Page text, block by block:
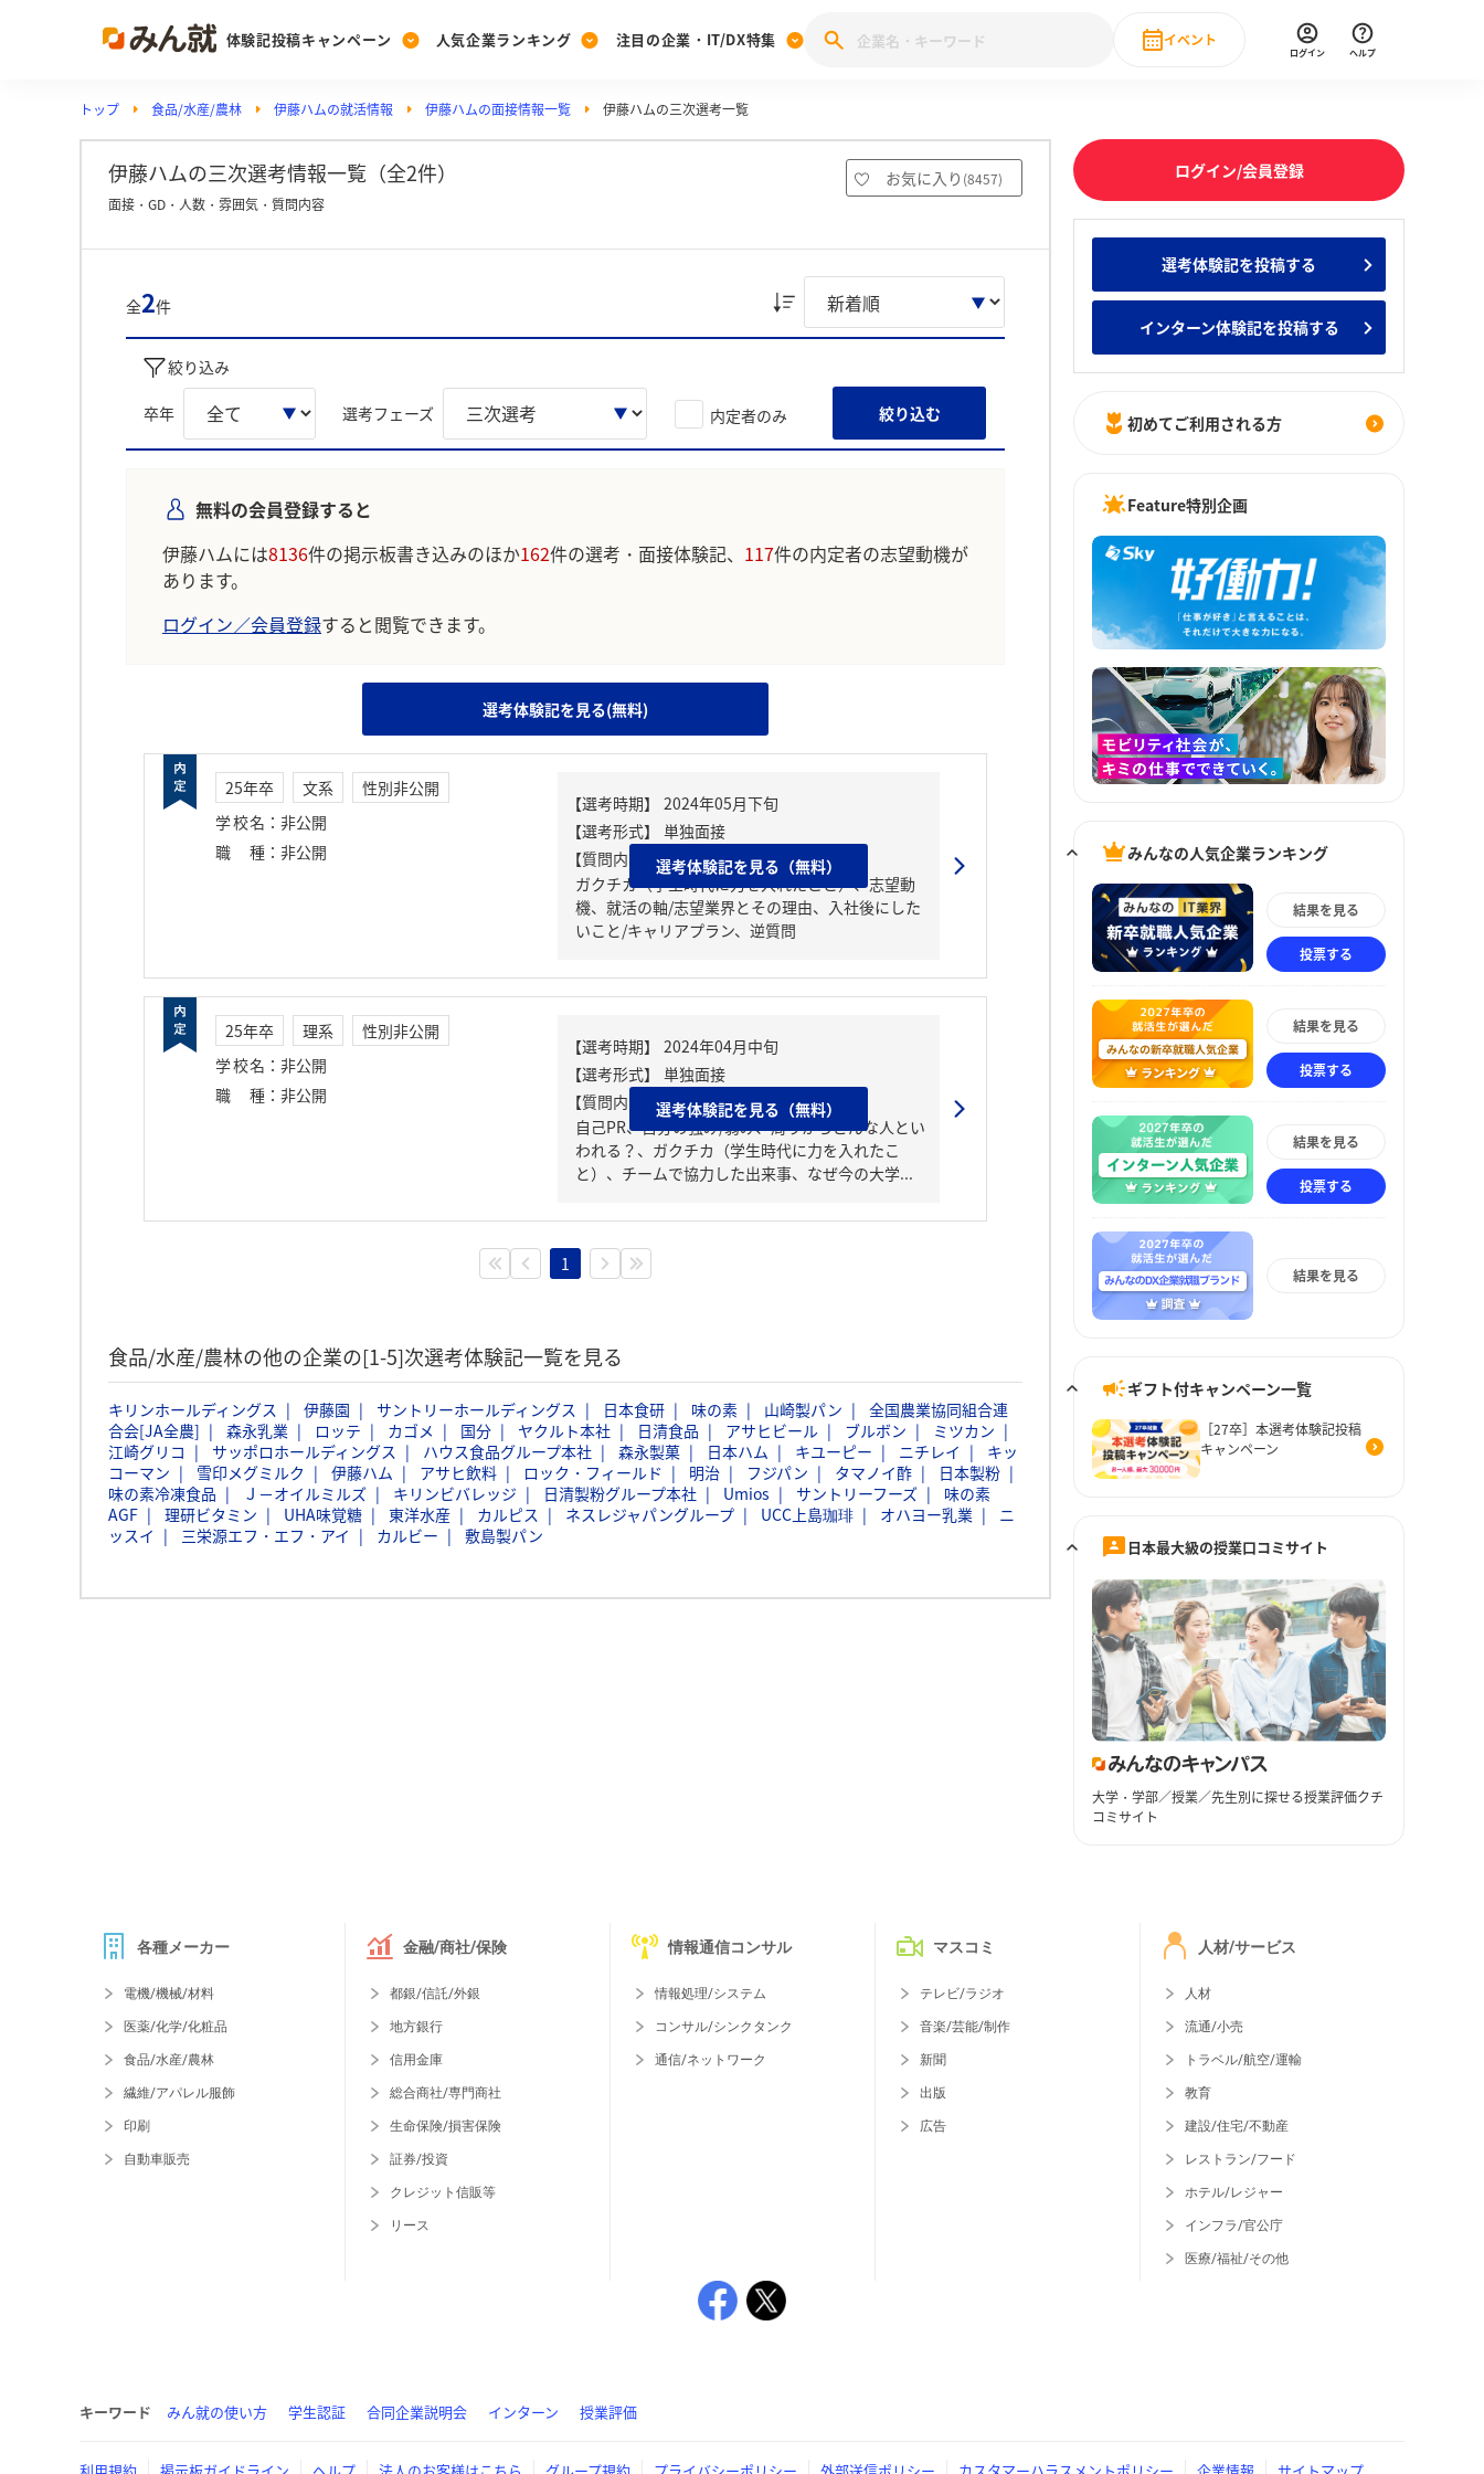
体験記投稿キャンペーン
Post
投稿する
[27卒] 本選考体験記投稿キャンペーン
人気企業ランキング
Ranking
ランキングを見る
Vote みんなの新卒就職人気企業ランキング みんなのインターン人気企業ランキ
注目の企業・IT/DX特集
PickUp
注目の企業特集
28卒 IT・DX現場社員インタビュー
イベント
直近のイベント一覧
ログイン ヘルプ
トップ 食品/水産/農林 伊藤ハムの就活情報 伊藤ハムの面接情報一覧 伊藤ハムの三次選考一覧
伊藤ハムの三次選考情報一覧（全2件） お気に入り (8457)
面接・GD・人数・雰囲気・質問内容
全2件
絞り込み
卒年 選考フェーズ 内定者のみ 絞り込む
無料の会員登録すると
伊藤ハムには8136件の掲示板書き込みのほか162件の選考・面接体験記、 117件の内定者の志望動機が
あります。
ログイン／会員登録すると閲覧できます。
選考体験記を見る(無料)
25年卒 文系
性別非公開
学校名 ： 非公開
職種 ： 非公開
【質問内容・課題】
ガクチカ（学生時代に力を入れたこと）、志望動
機、就活の軸/志望業界とその理由、入社後にした
いこと/キャリアプラン、逆質問
選考体験記を見る（無料）
25年卒 理系
性別非公開
学校名 ： 非公開
職種 ： 非公開
【質問内容・課題】
自己PR、自分の強み/弱み、周りからどんな人とい
われる？、ガクチカ（学生時代に力を入れたこ
と）、チームで協力した出来事、なぜ今の大学...
選考体験記を見る（無料）
1
食品/水産/農林の他の企業の[1-5]次選考体験記一覧を見る
キリンホールディングス 伊藤園 サントリーホールディングス 日本食研 味の素 山崎製パン
全国農業協同組合連
合会[JA全農]
森永乳業 ロッテ カゴメ 国分 ヤクルト本社 日清食品 アサヒビール ブルボン
ミツカン
江崎グリコ
サッポロホールディングス ハウス食品グループ本社 森永製菓 日本ハム キユーピー ニチレイ
キッ
コーマン
雪印メグミルク 伊藤ハム アサヒ飲料 ロック・フィールド 明治 フジパン タマノイ酢
日本製粉
味の素冷凍食品
Ｊ－オイルミルズ キリンビバレッジ 日清製粉グループ本社 Umios サントリーフーズ
味の素
AGF
理研ビタミン UHA味覚糖 東洋水産 カルピス ネスレジャパングループ UCC上島珈琲 オハヨー乳業
ニ
ッスイ
三栄源エフ・エフ・アイ カルビー 敷島製パン
ログイン/会員登録
選考体験記を投稿する
インターン体験記を投稿する
初めてご利用される方
Feature特別企画
みんなの人気企業ランキング
結果を見る
投票する
結果を見る
投票する
結果を見る
投票する
結果を見る
ギフト付キャンペーン一覧
［27卒］本選考体験記投稿
キャンペーン
日本最大級の授業口コミサイト
大学・学部／授業／先生別に探せる授業評価クチ
コミサイト
各種メーカー
電機/機械/材料
医薬/化学/化粧品
食品/水産/農林
繊維/アパレル服飾
印刷
自動車販売
金融/商社/保険
都銀/信託/外銀
地方銀行
信用金庫
総合商社/専門商社
生命保険/損害保険
証券/投資
クレジット信販等
リース
情報通信コンサル
情報処理/システム
コンサル/シンクタンク
通信/ネットワーク
マスコミ
テレビ/ラジオ
音楽/芸能/制作
新聞
出版
広告
人材/サービス
人材
流通/小売
トラベル/航空/運輸
教育
建設/住宅/不動産
レストラン/フード
ホテル/レジャー
インフラ/官公庁
医療/福祉/その他
キーワード みん就の使い方 学生認証 合同企業説明会 インターン 授業評価